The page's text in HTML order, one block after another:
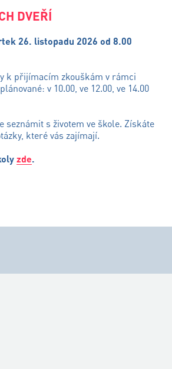
DVEŘÍ
26. listopadu 2026 od 8.00
k přijímacím zkouškám v rámci
v 10.00, ve 12.00, ve 14.00
seznámit s životem ve škole. Získáte
které vás zajímají.
zde.